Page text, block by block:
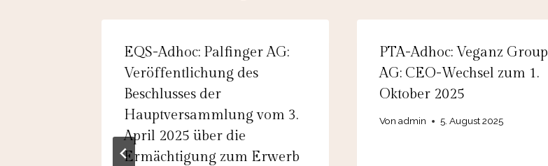
EQS-Adhoc: Palfinger AG:
Veröffentlichung des
Beschlusses der
Hauptversammlung vom 3.
April 2025 über die
Ermächtigung zum Erwerb
PTA-Adhoc: Veganz Group
AG: CEO-Wechsel zum 1.
Oktober 2025
Von admin 5. August 2025